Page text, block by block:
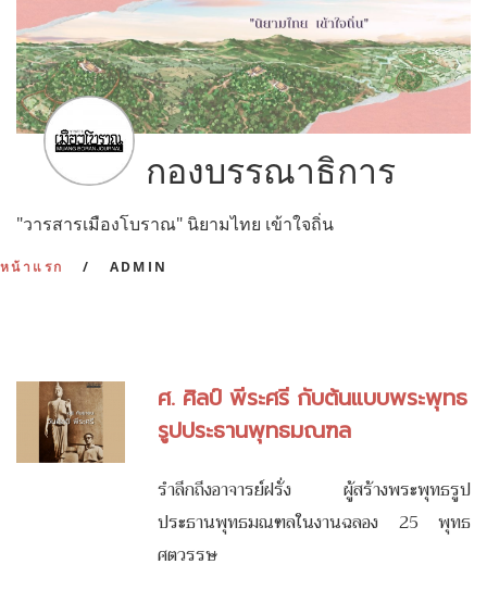
กองบรรณาธิการ
"วารสารเมืองโบราณ" นิยามไทย เข้าใจถิ่น
หน้าแรก ADMIN
ศ. ศิลป์ พีระศรี กับต้นแบบพระพุทธ
รูปประธานพุทธมณฑล
รำลึกถึงอาจารย์ฝรั่ง ผู้สร้างพระพุทธรูป
ประธานพุทธมณฑลในงานฉลอง 25 พุทธ
ศตวรรษ